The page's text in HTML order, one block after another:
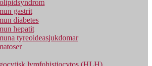
gastrit
diabetes
hepatit
tyreoideasjukdomar
lymfohistiocytos (HLH)